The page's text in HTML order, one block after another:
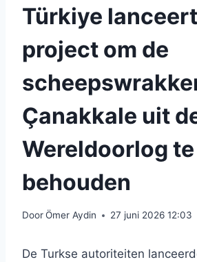
Türkiye
project om de
Çanakkale uit
Wereldoorlog te
behouden
DoorÖmer Aydin 27 juni 2026 12:03
De Turkse autoriteiten